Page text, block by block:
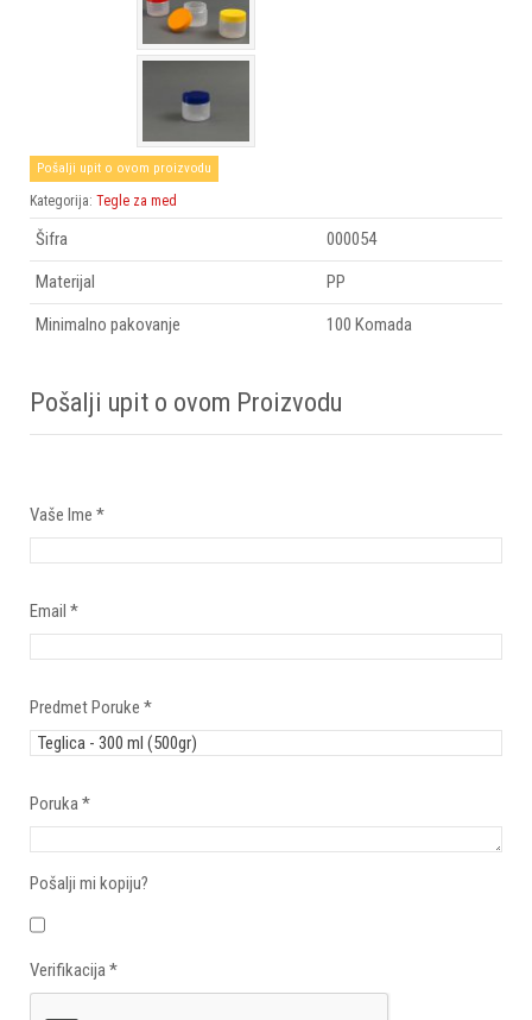
Pošalji upit o ovom proizvodu
Kategorija: Tegle za med
Šifra
000054
Materijal
PP
Minimalno pakovanje
100 Komada
Pošalji upit o ovom Proizvodu
Vaše Ime *
Email *
Predmet Poruke *
Poruka *
Pošalji mi kopiju?
Verifikacija *